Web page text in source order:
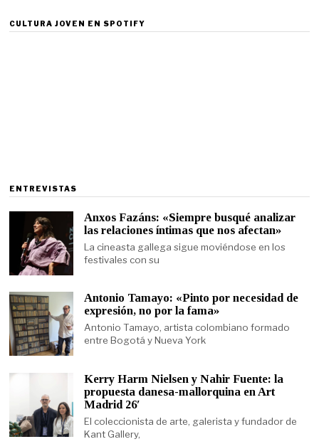
CULTURA JOVEN EN SPOTIFY
ENTREVISTAS
Anxos Fazáns: «Siempre busqué analizar
las relaciones íntimas que nos afectan»
La cineasta gallega sigue moviéndose en los
festivales con su
Antonio Tamayo: «Pinto por necesidad de
expresión, no por la fama»
Antonio Tamayo, artista colombiano formado
entre Bogotá y Nueva York
Kerry Harm Nielsen y Nahir Fuente: la
propuesta danesa-mallorquina en Art
Madrid 26′
El coleccionista de arte, galerista y fundador de
Kant Gallery,